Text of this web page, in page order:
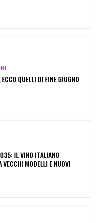
QUELLI DI FINE GIUGNO
IL VINO ITALIANO
VECCHI MODELLI E NUOVI